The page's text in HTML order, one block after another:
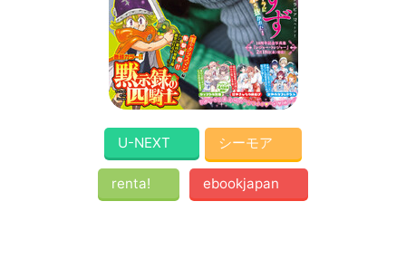
U-NEXT シーモア
renta! ebookjapan